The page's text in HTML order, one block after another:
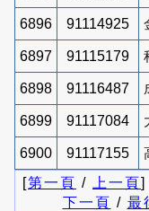
6896 91114925
6897 91115179
6898 91116487
6899 91117084
6900 91117155
[第一頁 / 上一頁]
下一頁 / 最